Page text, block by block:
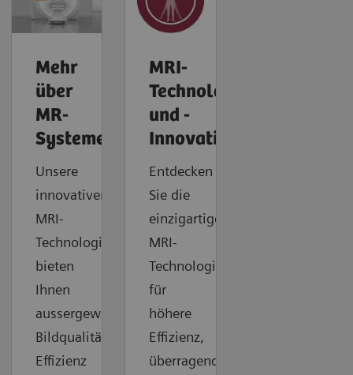
Mehr
über
MR-
Systeme
Unsere
innovativen
MRI-
Technologien
bieten
Ihnen
aussergewöhnliche
Bildqualität,
Effizienz
MRI-
Technologien
und -
Innovationen
Entdecken
Sie die
einzigartigen
MRI-
Technologien
für
höhere
Effizienz,
überragende